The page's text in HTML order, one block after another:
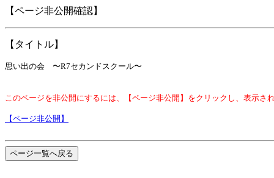
【ページ非公開確認】
【タイトル】
思い出の会 〜R7セカンドスクール〜
このページを非公開にするには、【ページ非公開】をクリックし、表示さ
【ページ非公開】